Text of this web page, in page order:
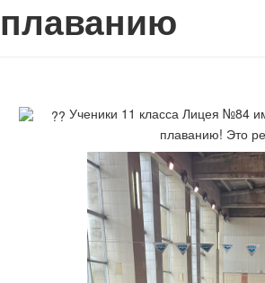
плаванию
Ученики 11 класса Лицея №84
плаванию! Это